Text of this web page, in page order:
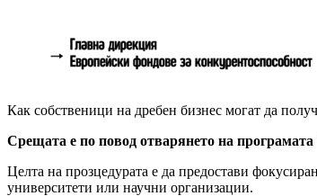
Как собственици на дребен бизнес могат да
Срещата е по повод отварянето на
Целта на прозцедурата е да предостави
университети или научни организации.